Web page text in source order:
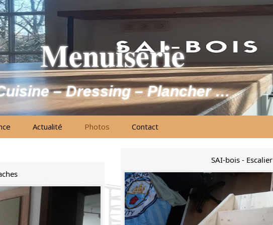
Menuiserie
– Dressing – Plancher …
Actualité Photos Contact
SAI-bois - Escalier